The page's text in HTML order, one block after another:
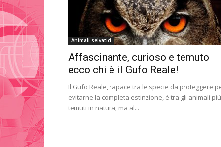
Animali selvatici
Affascinante, curioso e temuto
ecco chi è il Gufo Reale!
Il Gufo Reale, rapace tra le specie da proteggere
evitarne la completa estinzione, è tra gli animali più
temuti in natura, ma al...